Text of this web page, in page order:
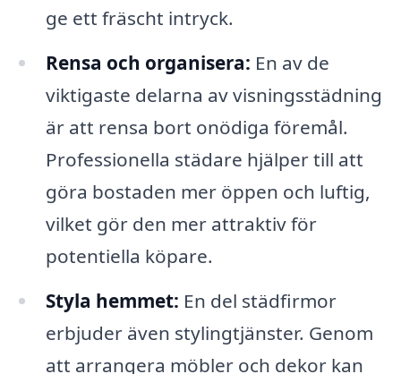
ge ett fräscht intryck.
Rensa och organisera: En av de
viktigaste delarna av visningsstädning
är att rensa bort onödiga föremål.
Professionella städare hjälper till att
göra bostaden mer öppen och luftig,
vilket gör den mer attraktiv för
potentiella köpare.
Styla hemmet: En del städfirmor
erbjuder även stylingtjänster. Genom
att arrangera möbler och dekor kan